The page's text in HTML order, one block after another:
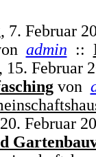
7. Februar
admin ::
15. Februar
von
Februar